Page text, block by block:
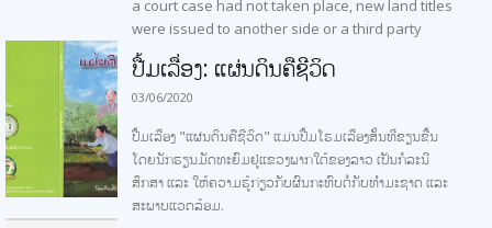
a court case had not taken place, new land titles
were issued to another side or a third party
ປື້ມເລື່ອງ: ແຜ່ນດິນຄືຊີວິດ
03/06/2020
ປື້ມເລື່ອງ "ແຜ່ນດິນຄືຊີວິດ" ແມ່ນປື້ມໂຮມເລື່ອງສັ້ນທີ່ຂຽນຂື້ນ
ໂດຍນັກຮຽນມັດທະຍົມຢູ່ແຂວງພາກໃຕ້ຂອງລາວ ເປັນກໍລະນີ
ສຶກສາ ແລະ ໃຫ້ຄວາມຮູ້ກ່ຽວກັບຜົນກະທົບຕໍ່ກັບທໍາມະຊາດ ແລະ
ສະພາບແວດລ້ອມ.